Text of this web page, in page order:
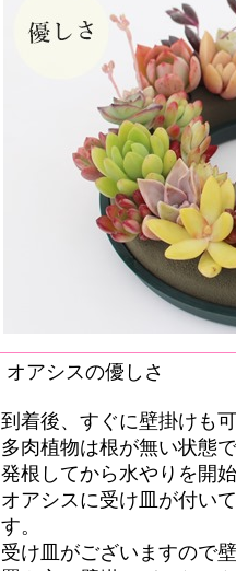
オアシスの優しさ
到着後、すぐに壁掛けも
多肉植物は根が無い状態
発根してから水やりを開
オアシスに受け皿が付い
す。
受け皿がございますので